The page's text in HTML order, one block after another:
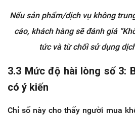
Nếu sản phẩm/dịch vụ không
cáo, khách hàng sẽ đánh giá
tức và từ chối sử dụng
3.3 Mức độ hài lòng số 3:
có ý kiến
Chỉ số này cho thấy người mua